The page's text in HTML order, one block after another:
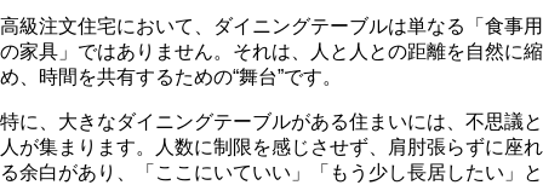
高級注文住宅において、ダイニングテーブルは単なる「食事用
の家具」ではありません。それは、人と人との距離を自然に縮
め、時間を共有するための“舞台”です。
特に、大きなダイニングテーブルがある住まいには、不思議と
人が集まります。人数に制限を感じさせず、肩肘張らずに座れ
る余白があり、「ここにいていい」「もう少し長居したい」と